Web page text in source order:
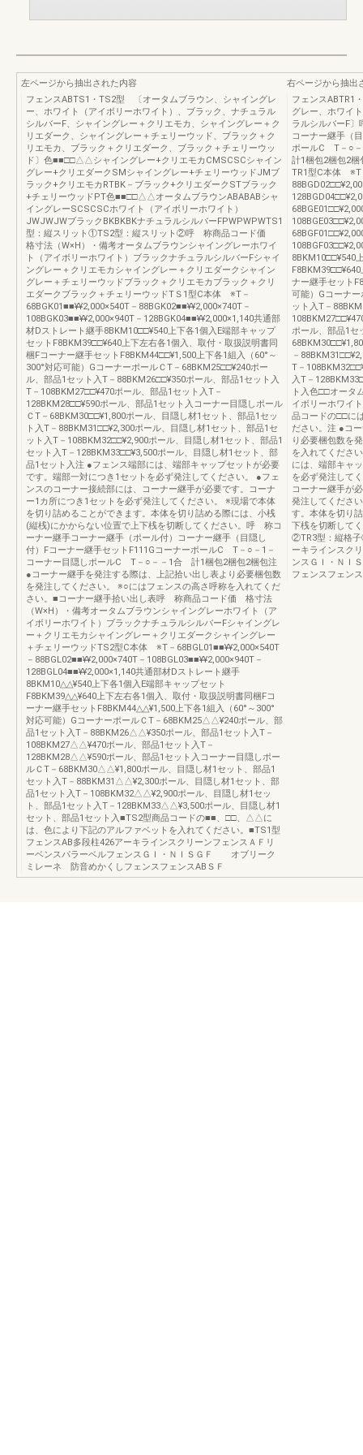
左ページから抽出された内容
フェンスABTS1・TS2型 〔オータムブラウン、シャイングレ
ー、ホワイト（アイボリーホワイト）、ブラック、ナチュラル
シルバーF、シャイングレー＋クリエモカ、シャイングレー＋ク
リエダーク、シャイングレー＋チェリーウッド、ブラック＋ク
リエモカ、ブラック＋クリエダーク、ブラック＋チェリーウッ
ド〕色■■□□△△シャイングレー+クリエモカCMSCSCシャイン
グレー+クリエダークSMシャイングレー+チェリーウッドJMブ
ラック+クリエモカRTBK－ブラック+クリエダークSTブラック
+チェリーウッドPT色■■□□△△オータムブラウンABABABシャ
イングレーSCSCSCホワイト（アイボリーホワイト）
JWJWJWブラックBKBKBKナチュラルシルバーFPWPWPWTS1
型：縦スリット①TS2型：縦スリット②呼 称商品コード価
格寸法（W×H）・備考オータムブラウンシャイングレーホワイ
ト（アイボリーホワイト）ブラックナチュラルシルバーFシャイ
ングレー＋クリエモカシャイングレー＋クリエダークシャイン
グレー＋チェリーウッドブラック＋クリエモカブラック＋クリ
エダークブラック＋チェリーウッドTＳ1型C本体 ※T－
68BGK01■■¥¥2,000×540T－88BGK02■■¥¥2,000×740T－
108BGK03■■¥¥2,000×940T－128BGK04■■¥¥2,000×1,140共通部
材Dストレート継手8BKM10□□¥540上下各1個入E端部キャップ
セットF8BKM39□□¥640上下左右各1個入、取付・取扱説明書同
梱Fコーナー継手セットF8BKM44□□¥1,500上下各1組入（60°～
300°対応可能）GコーナーポールＣT－68BKM25□□¥240ポー
ル、部品1セット入T－88BKM26□□¥350ポール、部品1セット入
T－108BKM27□□¥470ポール、部品1セット入T－
128BKM28□□¥590ポール、部品1セット入コーナー目隠しポール
ＣT－68BKM30□□¥1,800ポール、目隠し材1セット、部品1セッ
ト入T－88BKM31□□¥2,300ポール、目隠し材1セット、部品1セ
ット入T－108BKM32□□¥2,900ポール、目隠し材1セット、部品1
セット入T－128BKM33□□¥3,500ポール、目隠し材1セット、部
品1セット入注 ●フェンス端部には、端部キャップセットが必要
です。端部一対につき1セットを必ず発注してください。 ●フェ
ンスのコーナー接続部には、コーナー継手が必要です。コーナ
ー1カ所につき1セットを必ず発注してください。 ※現場で本体
を切り詰めることができます。本体を切り詰める際には、小桟
(縦桟)にかからない位置で上下桟を切断してください。呼 称コ
ーナー継手コーナー継手（ポール付）コーナー継手（目隠し
付）Fコーナー継手セットF111GコーナーポールC T－○－1－
コーナー目隠しポールC T－○－－1合 計1梱包2梱包2梱包注
●コーナー継手を発注する際は、上記拾い出し表より必要梱包数
を発注してください。 ※○にはフェンスの高さ呼称を入れてくだ
さい。■コーナー継手拾い出し表呼 称商品コード価 格寸法
（W×H）・備考オータムブラウンシャイングレーホワイト（ア
イボリーホワイト）ブラックナチュラルシルバーFシャイングレ
ー＋クリエモカシャイングレー＋クリエダークシャイングレー
＋チェリーウッドTS2型C本体 ※T－68BGL01■■¥¥2,000×540T
－88BGL02■■¥¥2,000×740T－108BGL03■■¥¥2,000×940T－
128BGL04■■¥¥2,000×1,140共通部材Dストレート継手
8BKM10△△¥540上下各1個入E端部キャップセット
F8BKM39△△¥640上下左右各1個入、取付・取扱説明書同梱Fコ
ーナー継手セットF8BKM44△△¥1,500上下各1組入（60°～300°
対応可能）GコーナーポールＣT－68BKM25△△¥240ポール、部
品1セット入T－88BKM26△△¥350ポール、部品1セット入T－
108BKM27△△¥470ポール、部品1セット入T－
128BKM28△△¥590ポール、部品1セット入コーナー目隠しポー
ルＣT－68BKM30△△¥1,800ポール、目隠し材1セット、部品1
セット入T－88BKM31△△¥2,300ポール、目隠し材1セット、部
品1セット入T－108BKM32△△¥2,900ポール、目隠し材1セッ
ト、部品1セット入T－128BKM33△△¥3,500ポール、目隠し材1
セット、部品1セット入■TS2型商品コードの■■、□□、△△に
は、色により下記のアルファベットを入れてください。■TS1型
フェンスAB多段柱426アーキラインスクリーンフェンスＡＦリ
ーベンスパラーベルフェンスＧＩ・ＮＩＳＧＦ オブリーク
ミレーネ 防音めかくしフェンスフェンスABＳＦ
右ページから抽出
フェンスABTR1
グレー、ホワイ
ラルシルバーF
コーナー継手（
ポールC T－○
計1梱包2梱包2
TR1型C本体 ※T
8BKM10□□¥540
ナー継手セット
可能）Gコーナ
ット入T－
ポール、部品1セ
－
T－
入T－
ト入色□□オータ
イボリーホワイ
品コードの□□に
ださい。注 ●コ
り必要梱包数を
を入れてくださ
には、端部キャ
を必ず発注して
コーナー継手が
発注してくださ
す。本体を切り
下桟を切断して
②TR3型：縦格子
ーキラインスク
ンスＧＩ・Ｎ
フェンスフェン